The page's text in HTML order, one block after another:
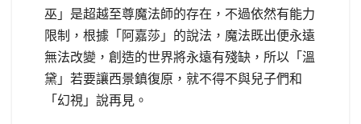
巫」是超越至尊魔法師的存在，不過依然有能力
限制，根據「阿嘉莎」的說法，魔法既出便永遠
無法改變，創造的世界將永遠有殘缺，所以「溫
黛」若要讓西景鎮復原，就不得不與兒子們和
「幻視」說再見。